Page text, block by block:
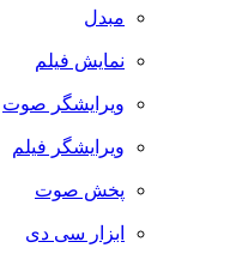
مبدل
نمایش فیلم
ویرایشگر صوت
ویرایشگر فیلم
پخش صوت
ابزار سی دی